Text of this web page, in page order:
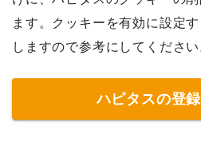
ます。クッキーを有効に設定
しますので参考にしてください
ハピタスの登